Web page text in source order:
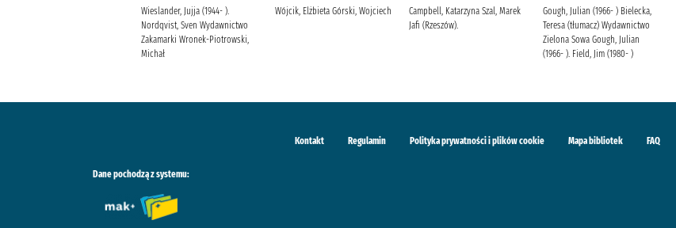
Wieslander, Jujja (1944- ).
Nordqvist, Sven Wydawnictwo
Zakamarki Wronek-Piotrowski,
Michał
Wójcik, Elżbieta Górski, Wojciech
Campbell, Katarzyna Szal, Marek
Jafi (Rzeszów).
Gough, Julian (1966- ) Bielecka,
Teresa (tłumacz) Wydawnictwo
Zielona Sowa Gough, Julian
(1966- ). Field, Jim (1980- )
Kontakt Regulamin Polityka prywatności i plików cookie Mapa bibliotek FAQ
Dane pochodzą z systemu: